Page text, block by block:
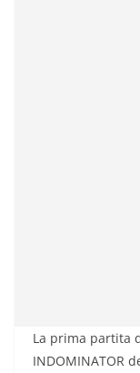
La prima partita
INDOMINATOR